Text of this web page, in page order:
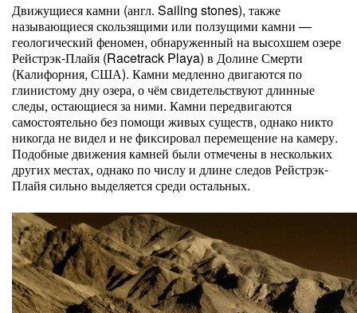
Движущиеся камни (англ. Sailing stones), также
называющиеся скользящими или ползущими камни —
геологический феномен, обнаруженный на высохшем озере
Рейстрэк-Плайя (Racetrack Playa) в Долине Смерти
(Калифорния, США). Камни медленно двигаются по
глинистому дну озера, о чём свидетельствуют длинные
следы, остающиеся за ними. Камни передвигаются
самостоятельно без помощи живых существ, однако никто
никогда не видел и не фиксировал перемещение на камеру.
Подобные движения камней были отмечены в нескольких
других местах, однако по числу и длине следов Рейстрэк-
Плайя сильно выделяется среди остальных.